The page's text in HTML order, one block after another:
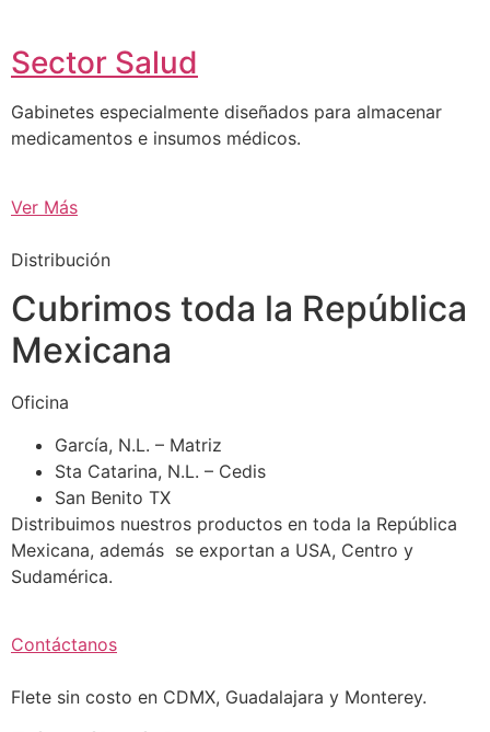
Sector Salud
Gabinetes especialmente diseñados para almacenar
medicamentos e insumos médicos.
Ver Más
Distribución
Cubrimos toda la República
Mexicana
Oficina
García, N.L. – Matriz
Sta Catarina, N.L. – Cedis
San Benito TX
Distribuimos nuestros productos en toda la República
Mexicana, además se exportan a USA, Centro y
Sudamérica.
Contáctanos
Flete sin costo en CDMX, Guadalajara y Monterey.